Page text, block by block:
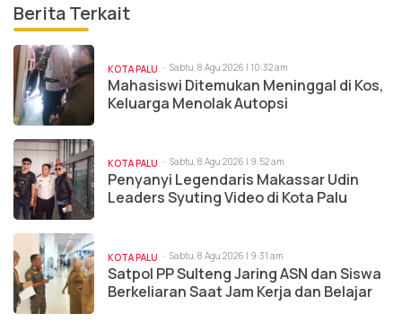
Berita Terkait
KOTA PALU Sabtu, 8 Agu 2026 | 10:32 am
Mahasiswi Ditemukan Meninggal di Kos,
Keluarga Menolak Autopsi
KOTA PALU Sabtu, 8 Agu 2026 | 9:52 am
Penyanyi Legendaris Makassar Udin
Leaders Syuting Video di Kota Palu
KOTA PALU Sabtu, 8 Agu 2026 | 9:31 am
Satpol PP Sulteng Jaring ASN dan Siswa
Berkeliaran Saat Jam Kerja dan Belajar